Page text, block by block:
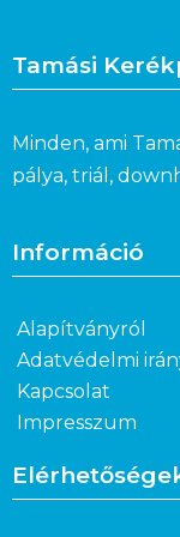
Tamási
Minden, ami
pálya, triál,
Információ
Alapítványról
Adatvédelmi
Kapcsolat
Impresszum